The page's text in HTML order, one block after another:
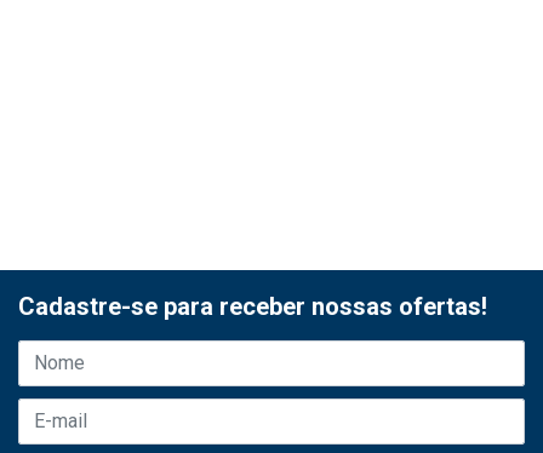
Cadastre-se para receber nossas ofertas!